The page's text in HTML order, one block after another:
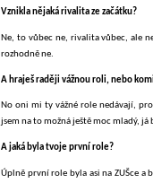
Vznikla nějaká rivalita ze začátku?
Ne, to vůbec ne, rivalita vůbec, ale
rozhodně ne.
A hraješ raději vážnou roli, nebo
No oni mi ty vážné role nedávají,
jsem na to možná ještě moc mladý, já
A jaká byla tvoje první role?
Úplně první role byla asi na ZUŠce